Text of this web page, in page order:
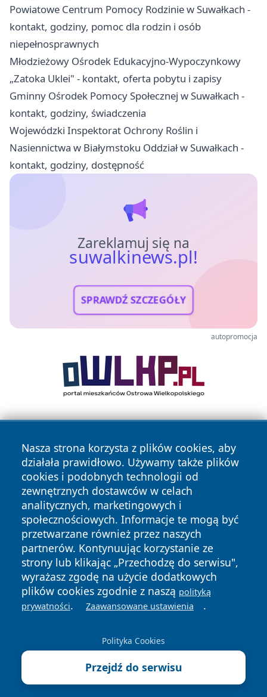
Powiatowe Centrum Pomocy Rodzinie w Suwałkach -
kontakt, godziny, pomoc dla rodzin i osób
niepełnosprawnych
Młodzieżowy Ośrodek Edukacyjno-Wypoczynkowy
„Zatoka Uklei" - kontakt, oferta pobytu i zapisy
Gminny Ośrodek Pomocy Społecznej w Suwałkach -
kontakt, godziny, świadczenia
Wojewódzki Inspektorat Ochrony Roślin i
Nasiennictwa w Białymstoku Oddział w Suwałkach -
kontakt, godziny, dostępność
Zareklamuj się na
suwalkinews.pl!
SPRAWDŹ SZCZEGÓŁY
autopromocja
Nasza strona korzysta z plików cookies, aby
działała prawidłowo. Używamy także plików
cookies i podobnych technologii od
zewnętrznych dostawców w celach
analitycznych, marketingowych i
społecznościowych. Informacje te mogą być
przetwarzane również przez naszych
partnerów. Kontynuując korzystanie ze
strony lub klikając „Przechodzę do serwisu",
wyrażasz zgodę na użycie dodatkowych
plików cookies zgodnie z naszą polityką
prywatności. Zaawansowane ustawienia .
Polityka Cookies
Przejdź do serwisu
Copyright © 2026 suwalkinews.pl Wszystkie prawa
zastrzeżone.
News Autorzy
Polityka
Prywatności
Polityka
Cookies